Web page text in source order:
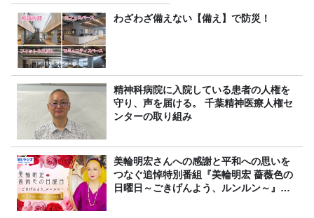
わざわざ備えない【備え】で防災！
精神科病院に入院している患者の人権を
守り、声を届ける。 千葉精神医療人権セ
ンターの取り組み
美輪明宏さんへの感謝と平和への思いを
つなぐ追悼特別番組『美輪明宏 薔薇色の
日曜日～ごきげんよう、ルンルン～』